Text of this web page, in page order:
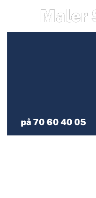
Maler
på 70 60 40 05